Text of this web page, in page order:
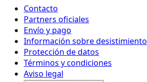
Contacto
Partners oficiales
Envío y pago
Información sobre desistimiento
Protección de datos
Términos y condiciones
Aviso legal